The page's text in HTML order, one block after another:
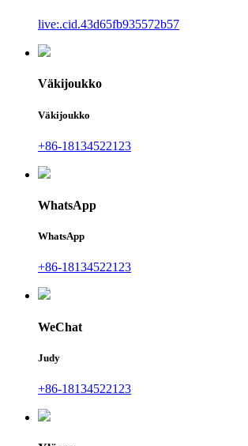
live:.cid.43d65fb935572b57
Väkijoukko
Väkijoukko
+86-18134522123
WhatsApp
WhatsApp
+86-18134522123
WeChat
Judy
+86-18134522123